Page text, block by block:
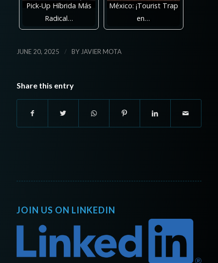
Pick-Up Híbrida Más
Radical…
México: ¡Tourist Trap
en…
JUNE 20, 2025 / BY JAVIER MOTA
Share this entry
JOIN US ON LINKEDIN